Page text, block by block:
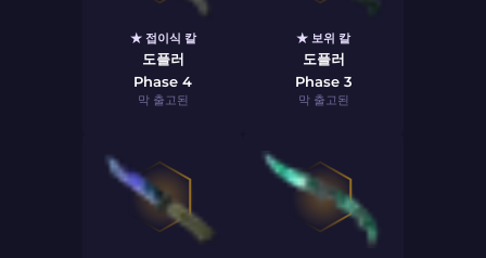
★ 접이식 칼
도플러
Phase 4
막 출고된
★ 보위 칼
도플러
Phase 3
막 출고된